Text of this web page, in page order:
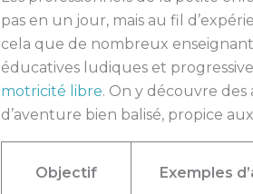
pas en un jour, mais au fil
cela que de nombreux
éducatives ludiques et
motricité libre. On y découvre
d’aventure bien balisé, propice
Objectif Exemples